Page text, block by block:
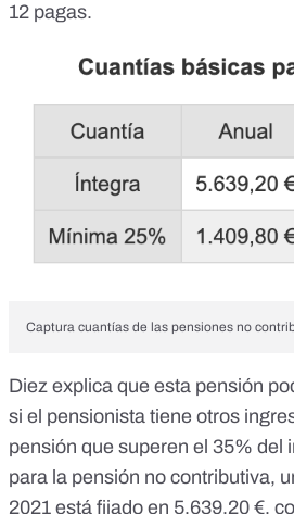
12 pagas.
Captura cuantías de las pensiones no
Diez explica que esta pensión
si el pensionista tiene otros
pensión que superen el 35% del
para la pensión no contributiva,
2021 está fijado en 5.639,20 €,